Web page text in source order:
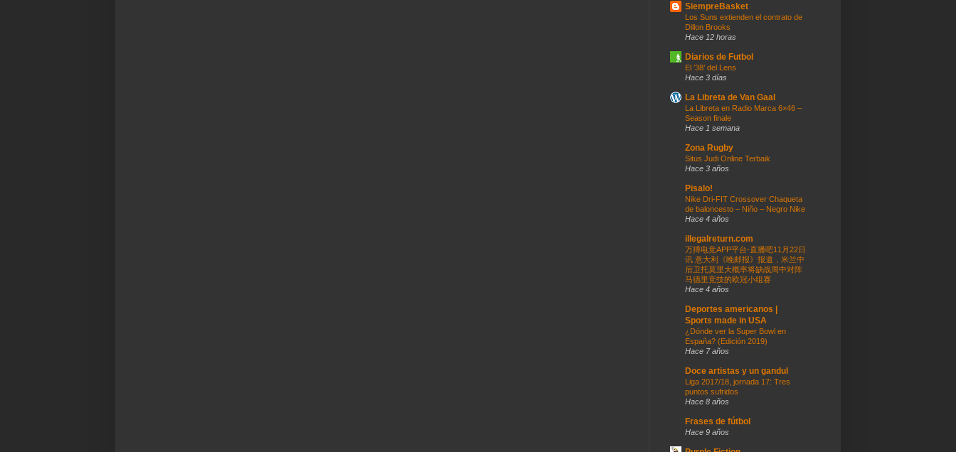
SiempreBasket
Los Suns extienden el contrato de
Dillon Brooks
Hace 12 horas
Diarios de Futbol
El ’38’ del Lens
Hace 3 días
La Libreta de Van Gaal
La Libreta en Radio Marca 6×46 –
Season finale
Hace 1 semana
Zona Rugby
Situs Judi Online Terbaik
Hace 3 años
Pisalo!
Nike Dri-FIT Crossover Chaqueta
de baloncesto – Niño – Negro Nike
Hace 4 años
illegalreturn.com
万搏电竞APP平台-直播吧11月22日
讯 意大利《晚邮报》报道，米兰中
后卫托莫里大概率将缺战周中对阵
马德里竞技的欧冠小组赛
Hace 4 años
Deportes americanos |
Sports made in USA
¿Dónde ver la Super Bowl en
España? (Edición 2019)
Hace 7 años
Doce artistas y un gandul
Liga 2017/18, jornada 17: Tres
puntos sufridos
Hace 8 años
Frases de fútbol
Hace 9 años